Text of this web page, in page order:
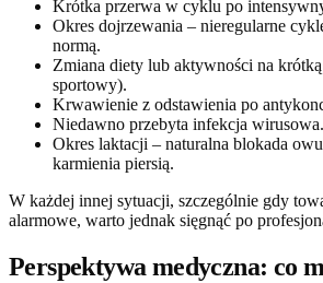
Krótka przerwa w cyklu po
Okres dojrzewania – nieregularne
normą.
Zmiana diety lub aktywności na
sportowy).
Krwawienie z odstawienia po
Niedawno przebyta infekcja wirusowa.
Okres laktacji – naturalna blokada
karmienia piersią.
W każdej innej sytuacji, szczególnie gdy
alarmowe, warto jednak sięgnąć po
Perspektywa medyczna: co